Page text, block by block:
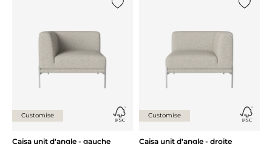
Customise
Caisa unit d'angle - gauche
Customise
Caisa unit d'angle - droite